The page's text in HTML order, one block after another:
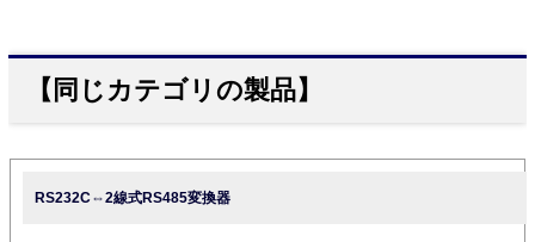
【同じカテゴリの製品】
RS232C⇔2線式RS485変換器